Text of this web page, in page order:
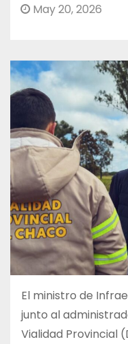
May 20, 2026
El ministro de
junto al
Vialidad Provincial